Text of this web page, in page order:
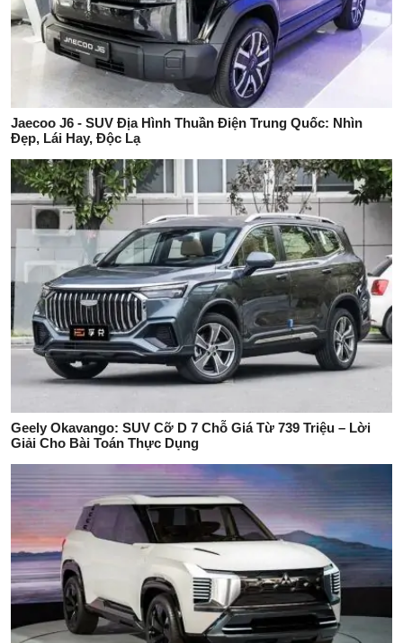
Jaecoo J6 - SUV Địa Hình Thuần Điện Trung Quốc: Nhìn
Đẹp, Lái Hay, Độc Lạ
Geely Okavango: SUV Cỡ D 7 Chỗ Giá Từ 739 Triệu – Lời
Giải Cho Bài Toán Thực Dụng